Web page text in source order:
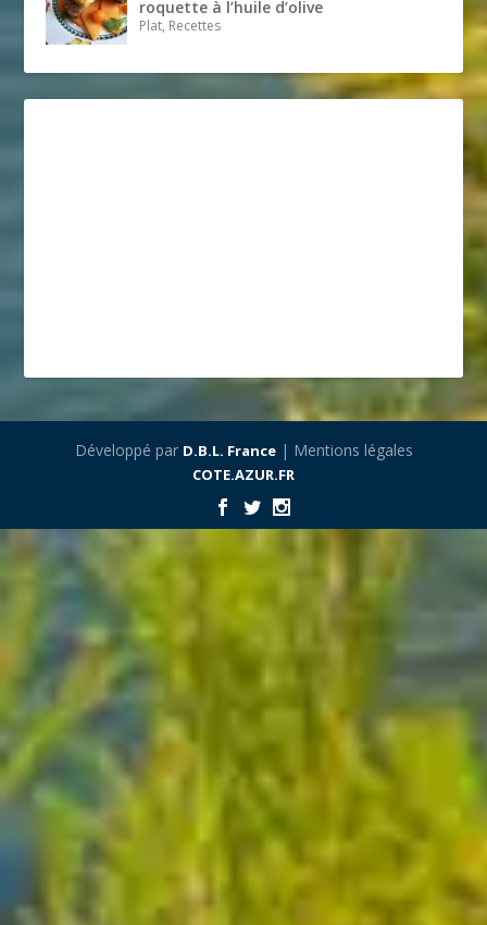
roquette à l’huile d’olive
Plat, Recettes
Développé par D.B.L. France| Mentions légales
COTE.AZUR.FR